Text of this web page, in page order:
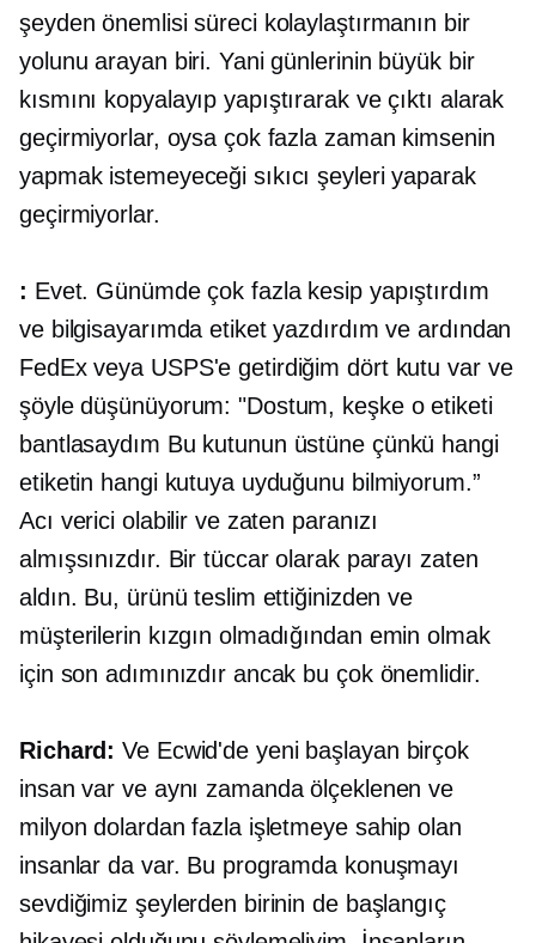
şeyden önemlisi süreci kolaylaştırmanın bir
yolunu arayan biri. Yani günlerinin büyük bir
kısmını kopyalayıp yapıştırarak ve çıktı alarak
geçirmiyorlar, oysa çok fazla zaman kimsenin
yapmak istemeyeceği sıkıcı şeyleri yaparak
geçirmiyorlar.
: Evet. Günümde çok fazla kesip yapıştırdım
ve bilgisayarımda etiket yazdırdım ve ardından
FedEx veya USPS'e getirdiğim dört kutu var ve
şöyle düşünüyorum: "Dostum, keşke o etiketi
bantlasaydım Bu kutunun üstüne çünkü hangi
etiketin hangi kutuya uyduğunu bilmiyorum.”
Acı verici olabilir ve zaten paranızı
almışsınızdır. Bir tüccar olarak parayı zaten
aldın. Bu, ürünü teslim ettiğinizden ve
müşterilerin kızgın olmadığından emin olmak
için son adımınızdır ancak bu çok önemlidir.
Richard: Ve Ecwid'de yeni başlayan birçok
insan var ve aynı zamanda ölçeklenen ve
milyon dolardan fazla işletmeye sahip olan
insanlar da var. Bu programda konuşmayı
sevdiğimiz şeylerden birinin de başlangıç ​​